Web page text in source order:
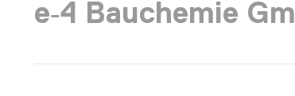
e‑4 Bauchemie